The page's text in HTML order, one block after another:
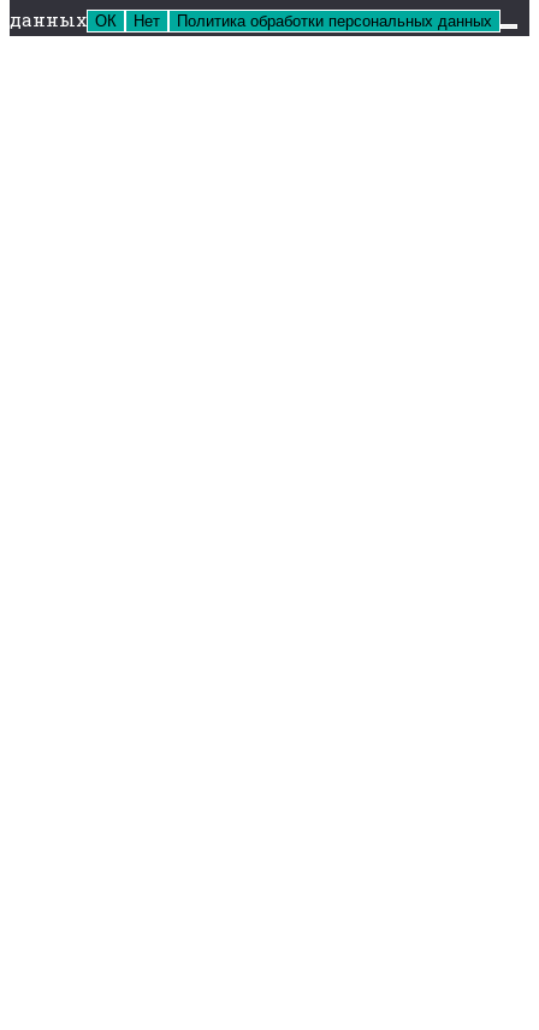
данных ОК Нет Политика обработки персональных данных